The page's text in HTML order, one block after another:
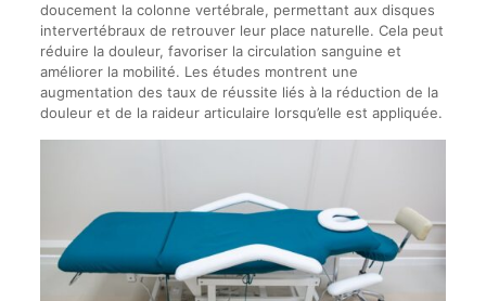
doucement la colonne vertébrale, permettant aux disques
intervertébraux de retrouver leur place naturelle. Cela peut
réduire la douleur, favoriser la circulation sanguine et
améliorer la mobilité. Les études montrent une
augmentation des taux de réussite liés à la réduction de la
douleur et de la raideur articulaire lorsqu’elle est appliquée.